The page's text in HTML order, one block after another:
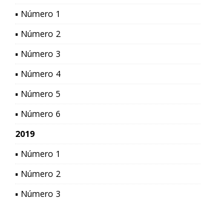
▪ Número 1
▪ Número 2
▪ Número 3
▪ Número 4
▪ Número 5
▪ Número 6
2019
▪ Número 1
▪ Número 2
▪ Número 3